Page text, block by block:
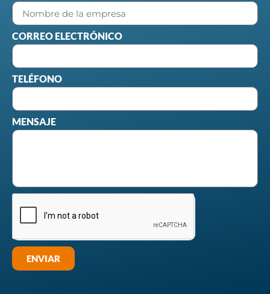
CORREO ELECTRÓNICO
TELÉFONO
MENSAJE
ENVIAR